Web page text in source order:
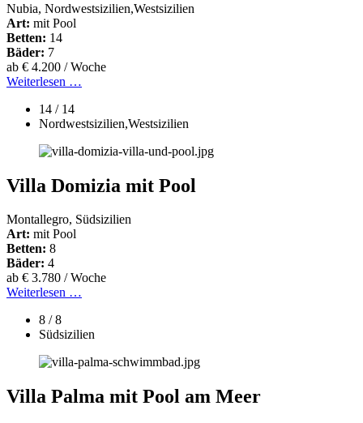
Nubia, Nordwestsizilien,Westsizilien
Art: mit Pool
Betten: 14
Bäder: 7
ab € 4.200 / Woche
Weiterlesen …
14 / 14
Nordwestsizilien,Westsizilien
Villa Domizia mit Pool
Montallegro, Südsizilien
Art: mit Pool
Betten: 8
Bäder: 4
ab € 3.780 / Woche
Weiterlesen …
8 / 8
Südsizilien
Villa Palma mit Pool am Meer